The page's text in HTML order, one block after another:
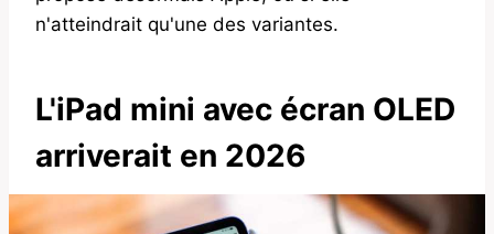
n'atteindrait qu'une des variantes.
L'iPad mini avec écran OLED
arriverait en 2026